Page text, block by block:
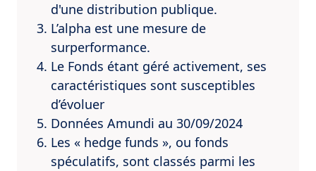
d'une distribution publique.
L’alpha est une mesure de
surperformance.
Le Fonds étant géré activement, ses
caractéristiques sont susceptibles
d’évoluer
Données Amundi au 30/09/2024
Les « hedge funds », ou fonds
spéculatifs, sont classés parmi les